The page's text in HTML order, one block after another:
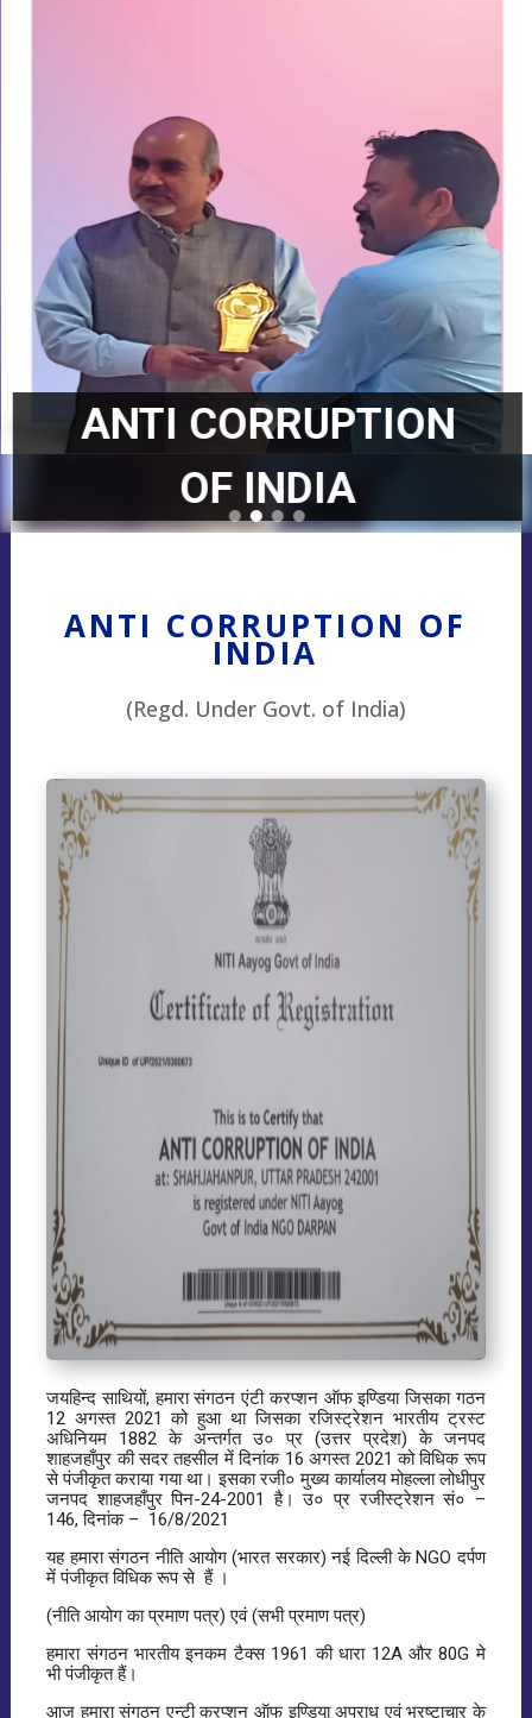
ANTI CORRUPTION
OF INDIA
ANTI CORRUPTION OF
INDIA
(Regd. Under Govt. of India)
जयहिन्द साथियों, हमारा संगठन एंटी करप्शन ऑफ इण्डिया जिसका गठन
12 अगस्त 2021 को हुआ था जिसका रजिस्ट्रेशन भारतीय ट्रस्ट
अधिनियम 1882 के अन्तर्गत उ० प्र (उत्तर प्रदेश) के जनपद
शाहजहाँपुर की सदर तहसील में दिनांक 16 अगस्त 2021 को विधिक रूप
से पंजीकृत कराया गया था। इसका रजी० मुख्य कार्यालय मोहल्ला लोधीपुर
जनपद शाहजहाँपुर पिन-24-2001 है। उ० प्र रजीस्ट्रेशन सं० –
146, दिनांक – 16/8/2021
यह हमारा संगठन नीति आयोग (भारत सरकार) नई दिल्ली के NGO दर्पण
में पंजीकृत विधिक रूप से हैं ।
(नीति आयोग का प्रमाण पत्र) एवं (सभी प्रमाण पत्र)
हमारा संगठन भारतीय इनकम टैक्स 1961 की धारा 12A और 80G मे
भी पंजीकृत हैं।
आज हमारा संगठन एन्टी करप्शन ऑफ इण्डिया अपराध एवं भ्रष्टाचार के